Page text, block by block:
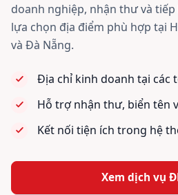
doanh nghiệp, nhận thư và
lựa chọn địa điểm phù hợp tại
và Đà Nẵng.
Địa chỉ kinh doanh tại các
Hỗ trợ nhận thư, biển tên
Kết nối tiện ích trong hệ
Xem dịch vụ